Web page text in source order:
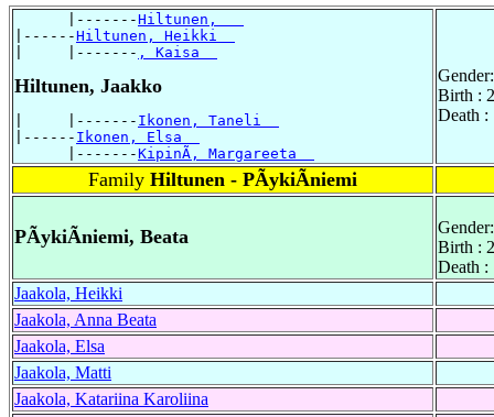
      |-------
Hiltunen,
|------Hiltunen, Heikki
|     |------- , Kaisa
Hiltunen, Jaakko
|     |------- Ikonen, Taneli
|------ Ikonen, Elsa
      |-------
KipinÃ, Margareeta
Birth :
Death :
Family Hiltunen - PÃykiÃniemi
PÃykiÃniemi, Beata
Birth :
Death :
Jaakola, Heikki
Jaakola, Anna Beata
Jaakola, Elsa
Jaakola, Matti
Jaakola, Katariina Karoliina